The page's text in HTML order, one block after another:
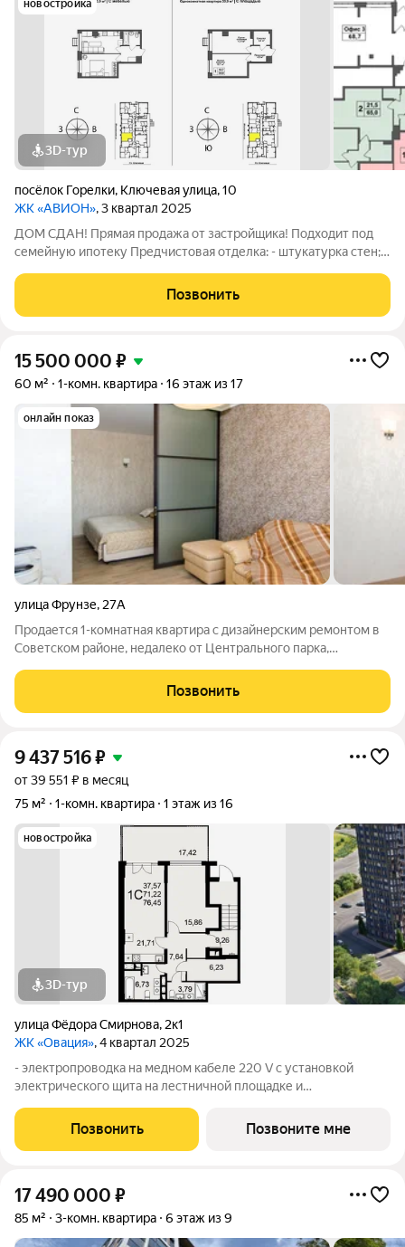
новостройка
3D-тур
посёлок Горелки, Ключевая улица,10
ЖК «АВИОН», 3 квартал 2025
ДОМ СДАН! Прямая продажа от застройщика! Подходит под
семейную ипотеку Предчистовая отделка: - штукатурка стен; -
дверь; - отштукатуренные откосы на окнах; - установлены
подоконники; -
Позвонить
15 500 000 ₽
60 м² 1-комн. квартира 16 этаж из 17
онлайн показ
улица Фрунзе, 27А
Продается 1-комнатная квартира с дизайнерским ремонтом в
Советском районе, недалеко от Центрального парка,
расположена на 16 этаже 17-этажного монолитно-кирпичного
дома. Площадь составляет 60 кв.м.
Позвонить
9 437 516₽
от 39 551 ₽ в месяц
75 м²
1-комн. квартира 1 этаж из 16
новостройка
3D-тур
улица Фёдора Смирнова, 2к1
ЖК «Овация», 4 квартал 2025
- электропроводка на медном кабеле 220 V с установкой
электрического щита на лестничной площадке и
электрическая розетка для самостоятельной установки
Участником электрической плиты; -
Позвонить Позвоните мне
17 490 000 ₽
85 м² 3-комн. квартира 6 этаж из 9